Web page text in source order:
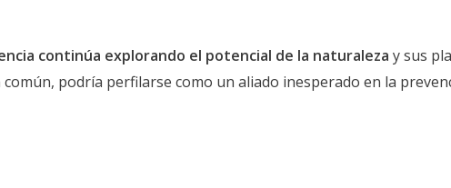
continúa explorando el potencial de la naturaleza y sus
podría perfilarse como un aliado inesperado en la